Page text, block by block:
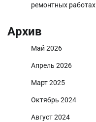
ремонтных работах
Архив
Май 2026
Апрель 2026
Март 2025
Октябрь 2024
Август 2024